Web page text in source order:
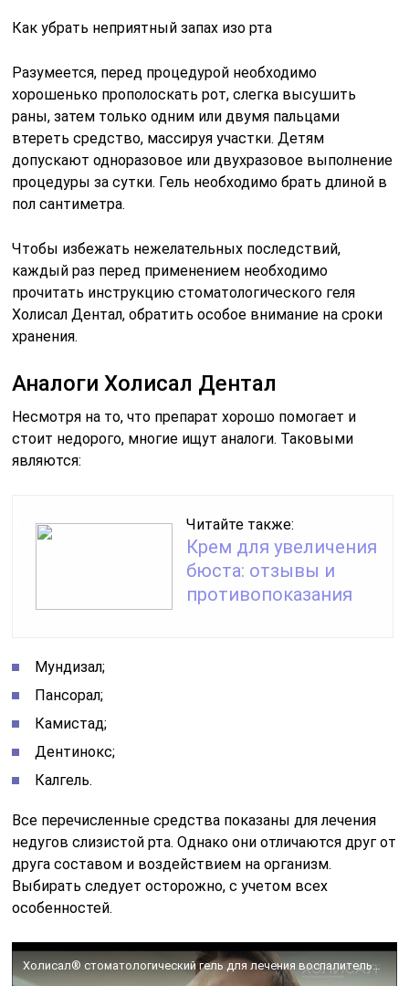
Как убрать неприятный запах изо рта
Разумеется, перед процедурой необходимо
хорошенько прополоскать рот, слегка высушить
раны, затем только одним или двумя пальцами
втереть средство, массируя участки. Детям
допускают одноразовое или двухразовое выполнение
процедуры за сутки. Гель необходимо брать длиной в
пол сантиметра.
Чтобы избежать нежелательных последствий,
каждый раз перед применением необходимо
прочитать инструкцию стоматологического геля
Холисал Дентал, обратить особое внимание на сроки
хранения.
Аналоги Холисал Дентал
Несмотря на то, что препарат хорошо помогает и
стоит недорого, многие ищут аналоги. Таковыми
являются:
Читайте также:
Крем для увеличения
бюста: отзывы и
противопоказания
Мундизал;
Пансорал;
Камистад;
Дентинокс;
Калгель.
Все перечисленные средства показаны для лечения
недугов слизистой рта. Однако они отличаются друг от
друга составом и воздействием на организм.
Выбирать следует осторожно, с учетом всех
особенностей.
Холисал® стоматологический гель для лечения воспалительных заболеваний полости рта у взрослых